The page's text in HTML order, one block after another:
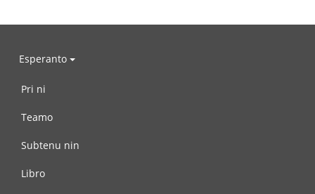
Esperanto
Pri ni
Teamo
Subtenu nin
Libro